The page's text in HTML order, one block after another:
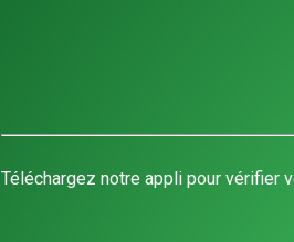
Téléchargez notre appli pour vérifier